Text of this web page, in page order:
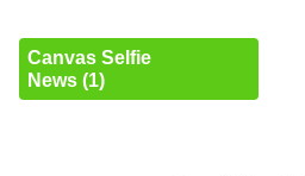
Canvas Selfie
News (1)